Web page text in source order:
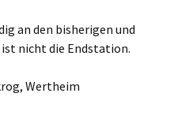
an den bisherigen und
nicht die Endstation.
Wertheim